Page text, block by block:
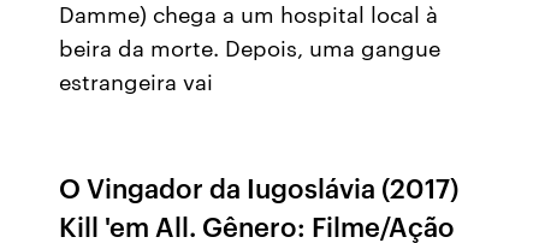
Damme) chega a um hospital local à
beira da morte. Depois, uma gangue
estrangeira vai
O Vingador da Iugoslávia (2017)
Kill 'em All. Gênero: Filme/Ação